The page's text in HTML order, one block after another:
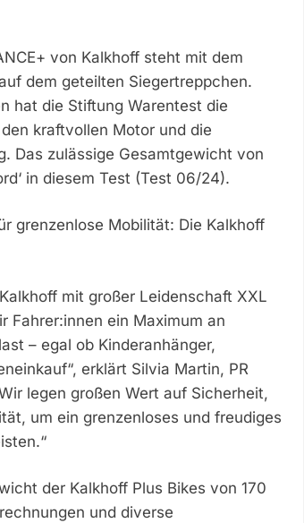
von Kalkhoff steht mit dem
dem geteilten Siegertreppchen.
hat die Stiftung Warentest die
kraftvollen Motor und die
Das zulässige Gesamtgewicht von
in diesem Test (Test 06/24).
grenzenlose Mobilität: Die Kalkhoff
mit großer Leidenschaft XXL
Fahrer:innen ein Maximum an
– egal ob Kinderanhänger,
erklärt Silvia Martin, PR
legen großen Wert auf Sicherheit,
um ein grenzenloses und freudiges
der Kalkhoff Plus Bikes von 170
und diverse